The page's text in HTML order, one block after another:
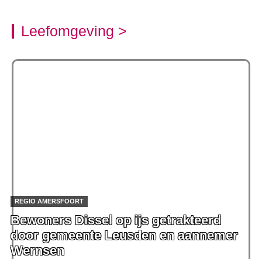
Leefomgeving >
REGIO AMERSFOORT
Bewoners Dissel op ijs getrakteerd
door gemeente Leusden en aannemer
Wernsen